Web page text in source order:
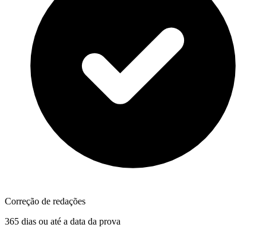
Correção de redações
365 dias ou até a data da prova